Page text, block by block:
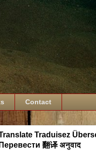
Contact
Traduisez
Перевести 翻译 अनुवाद